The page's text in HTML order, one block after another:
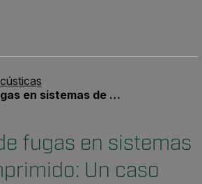
del éxito de Air Power East con la cámara de imagen acústica FLIR Si124
fugas en sistemas
Un caso